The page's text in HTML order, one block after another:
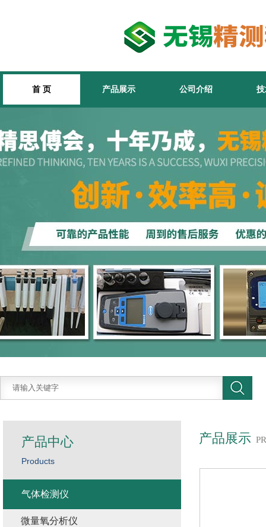
首 页 产品展示 公司介绍
产品展示
产品中心
Products
气体检测仪
微量氧分析仪